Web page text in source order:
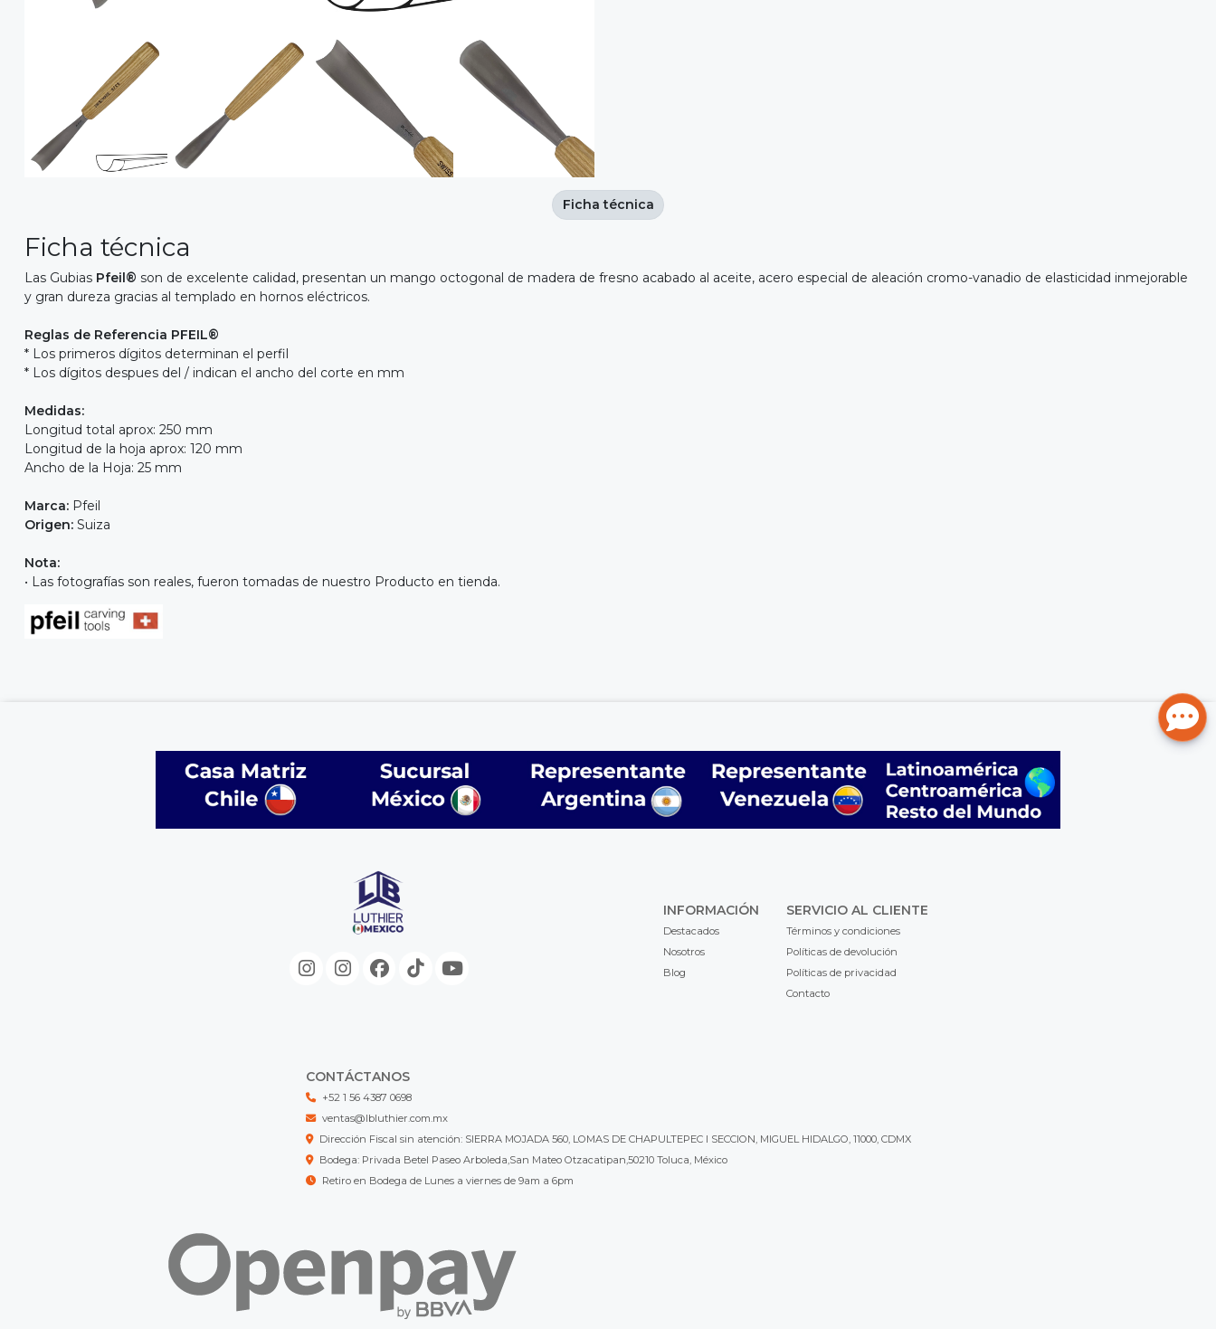
Ficha técnica
Las Gubias Pfeil® son de excelente calidad, presentan un mango octogonal de madera de fresno acabado al aceite, acero especial de aleación cromo-vanadio de elasticidad inmejorable
y gran dureza gracias al templado en hornos eléctricos.
Reglas de Referencia PFEIL®
* Los primeros dígitos determinan el perfil
* Los dígitos despues del / indican el ancho del corte en mm
Medidas:
Longitud total aprox: 250 mm
Longitud de la hoja aprox: 120 mm
Ancho de la Hoja: 25 mm
Marca: Pfeil
Origen: Suiza
Nota:
• Las fotografías son reales, fueron tomadas de nuestro Producto en tienda.
Ficha técnica
INFORMACIÓN
Destacados
Nosotros
Blog
SERVICIO AL CLIENTE
Términos y condiciones
Políticas de devolución
Políticas de privacidad
Contacto
CONTÁCTANOS
+52 1 56 4387 0698
ventas@lbluthier.com.mx
Dirección Fiscal sin atención: SIERRA MOJADA 560, LOMAS DE CHAPULTEPEC I SECCION, MIGUEL HIDALGO, 11000, CDMX
Bodega: Privada Betel Paseo Arboleda,San Mateo Otzacatipan,50210 Toluca, México
Retiro en Bodega de Lunes a viernes de 9am a 6pm